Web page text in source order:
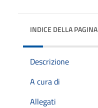
INDICE DELLA PAGINA
Descrizione
A cura di
Allegati